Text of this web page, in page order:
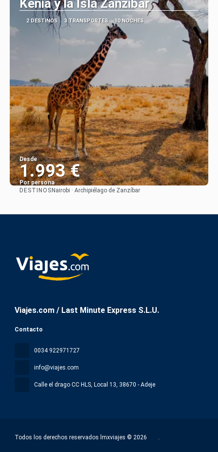
Kenia y la Isla Zanzibar
2 DESTINOS 3 TRANSPORTES 10 NOCHES
Desde
1.993 €
Por persona
DESTINOS Nairobi · Archipiélago de Zanzíbar
Viajes.com / Last Minute Express S.L.U.
Contacto
0034 922971727
info@viajes.com
Calle el drago CC HLS, Local 13, 38670 - Adeje
Todos los derechos reservados lmxviajes © 2026 .